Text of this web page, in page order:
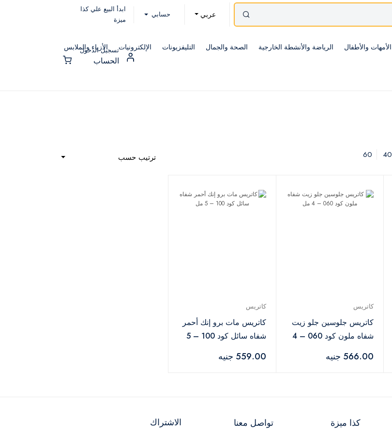
عربي حسابي
ابدأ البيع علي كذا
ميزة
الأمهات والأطفال الرياضة والأنشطة الخارجية الصحة والجمال التليفزيونات الإلكترونيات الأزياء والملابس
تسجيل الدخول
الحساب
40
60 ترتيب حسب
كاتريس
كاتريس جلوسين جلو زيت
شفاه ملون كود 060 – 4
566.00 جنيه
كاتريس
كاتريس مات برو إنك أحمر
شفاه سائل كود 100 – 5
559.00 جنيه
كذا ميزة تواصل معنا الاشتراك